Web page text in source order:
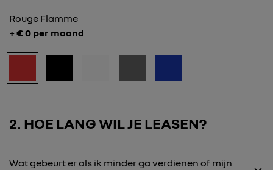
Rouge Flamme
+ €0 per maand
2 HOE LANG WIL JE LEASEN?
Wat gebeurt er als ik minder ga verdienen of mijn